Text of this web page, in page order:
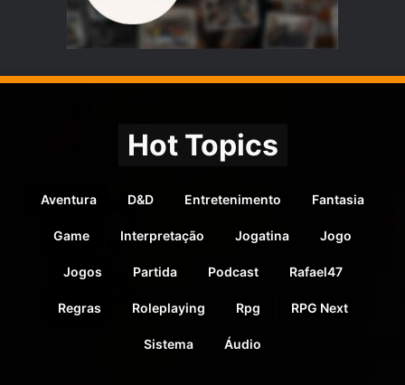
Hot Topics
Aventura D&D Entretenimento Fantasia
Game Interpretação Jogatina Jogo
Jogos Partida Podcast Rafael47
Regras Roleplaying Rpg RPG Next
Sistema Áudio